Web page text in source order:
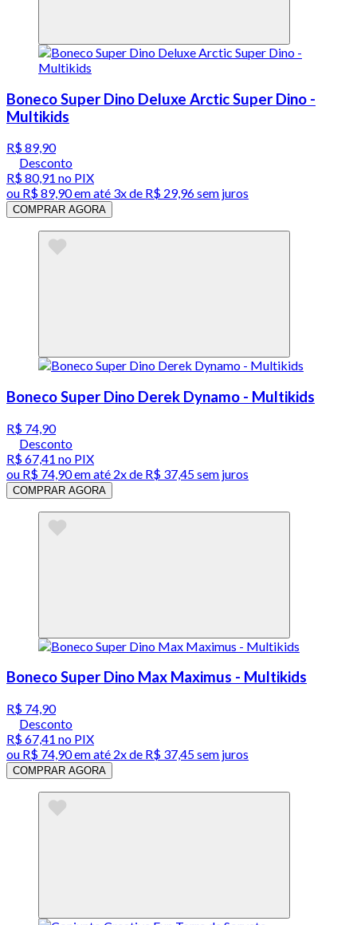
Boneco Super Dino Deluxe Arctic Super Dino -
Multikids
R$ 89,90
Desconto
R$ 80,91 no PIX
ou R$ 89,90em até 3x de R$ 29,96 sem juros
COMPRAR AGORA
Boneco Super Dino Derek Dynamo - Multikids
R$ 74,90
Desconto
R$ 67,41 no PIX
ou R$ 74,90em até 2x de R$ 37,45 sem juros
COMPRAR AGORA
Boneco Super Dino Max Maximus - Multikids
R$ 74,90
Desconto
R$ 67,41 no PIX
ou R$ 74,90em até 2x de R$ 37,45 sem juros
COMPRAR AGORA